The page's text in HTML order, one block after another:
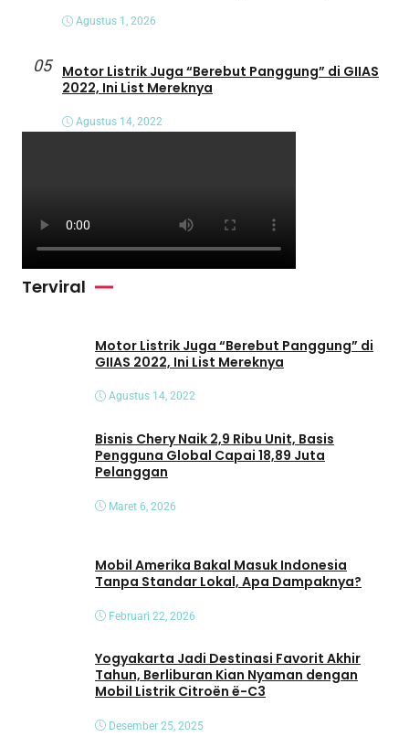
Agustus 1, 2026
05
Motor Listrik Juga “Berebut Panggung” di GIIAS
2022, Ini List Mereknya
Agustus 14, 2022
Terviral
Motor Listrik Juga “Berebut Panggung” di
GIIAS 2022, Ini List Mereknya
Agustus 14, 2022
Bisnis Chery Naik 2,9 Ribu Unit, Basis
Pengguna Global Capai 18,89 Juta
Pelanggan
Maret 6, 2026
Mobil Amerika Bakal Masuk Indonesia
Tanpa Standar Lokal, Apa Dampaknya?
Februari 22, 2026
Yogyakarta Jadi Destinasi Favorit Akhir
Tahun, Berliburan Kian Nyaman dengan
Mobil Listrik Citroën ë-C3
Desember 25, 2025